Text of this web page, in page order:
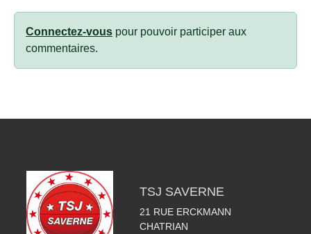
Connectez-vous pour pouvoir participer aux
commentaires.
TSJ SAVERNE
21 RUE ERCKMANN
CHATRIAN